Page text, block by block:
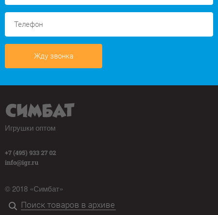
Жду звонка
Игрушки оптом
+7 (495) 933 27 02
info@igr.ru
© 2018 «Симбат»